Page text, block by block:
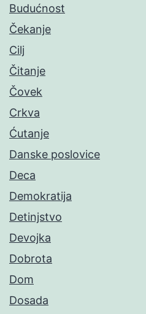
Budućnost
Čekanje
Cilj
Čitanje
Čovek
Crkva
Ćutanje
Danske poslovice
Deca
Demokratija
Detinjstvo
Devojka
Dobrota
Dom
Dosada